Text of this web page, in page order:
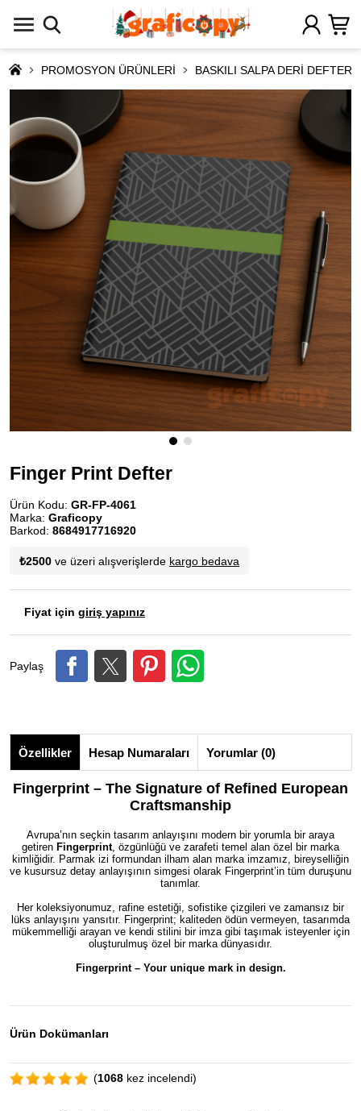
PROMOSYON ÜRÜNLERİ BASKILI SALPA DERİ DEFTER
Finger Print Defter
Ürün Kodu: GR-FP-4061
Marka: Graficopy
Barkod: 8684917716920
₺2500 ve üzeri alışverişlerde kargo bedava
Fiyat için giriş yapınız
Paylaş
Özellikler Hesap Numaraları Yorumlar (0)
Fingerprint – The Signature of Refined European
Craftsmanship
Avrupa’nın seçkin tasarım anlayışını modern bir yorumla bir araya
getiren Fingerprint, özgünlüğü ve zarafeti temel alan özel bir marka
kimliğidir. Parmak izi formundan ilham alan marka imzamız, bireyselliğin
ve kusursuz detay anlayışının simgesi olarak Fingerprint’in tüm duruşunu
tanımlar.
Her koleksiyonumuz, rafine estetiği, sofistike çizgileri ve zamansız bir
lüks anlayışını yansıtır. Fingerprint; kaliteden ödün vermeyen, tasarımda
mükemmelliği arayan ve kendi stilini bir imza gibi taşımak isteyenler için
oluşturulmuş özel bir marka dünyasıdır.
Fingerprint – Your unique mark in design.
Ürün Dokümanları
(1068 kez incelendi)